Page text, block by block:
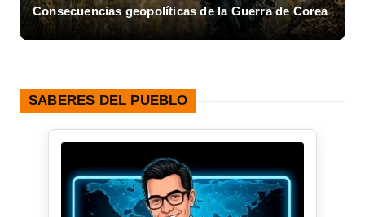
Consecuencias geopolíticas de la Guerra de Corea
SABERES DEL PUEBLO